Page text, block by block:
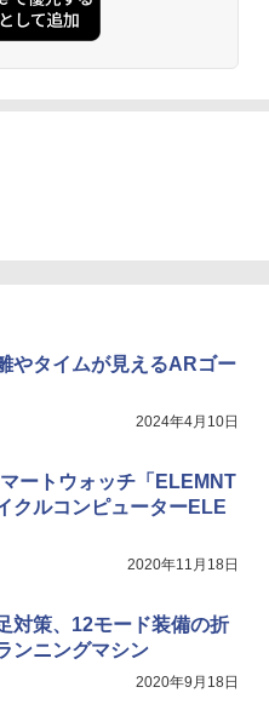
やタイムが見えるARゴー
2024年4月10日
ートウォッチ「ELEMNT
クルコンピューターELE
2020年11月18日
対策、12モード装備の折
ンニングマシン
2020年9月18日